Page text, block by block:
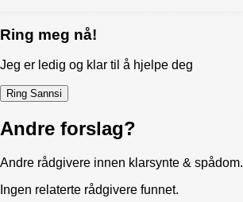
Ring meg nå!
Jeg er ledig og klar til å hjelpe deg
Ring Sannsi
Andre forslag?
Andre rådgivere innen klarsynte & spådom.
Ingen relaterte rådgivere funnet.